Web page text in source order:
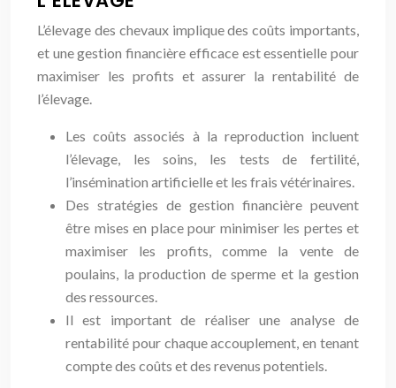
L’élevage des chevaux implique des coûts importants,
et une gestion financière efficace est essentielle pour
maximiser les profits et assurer la rentabilité de
l’élevage.
Les coûts associés à la reproduction incluent
l’élevage, les soins, les tests de fertilité,
l’insémination artificielle et les frais vétérinaires.
Des stratégies de gestion financière peuvent
être mises en place pour minimiser les pertes et
maximiser les profits, comme la vente de
poulains, la production de sperme et la gestion
des ressources.
Il est important de réaliser une analyse de
rentabilité pour chaque accouplement, en tenant
compte des coûts et des revenus potentiels.